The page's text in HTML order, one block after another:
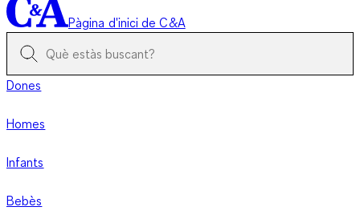
Pàgina d'inici de C&A
Dones
Homes
Infants
Bebès